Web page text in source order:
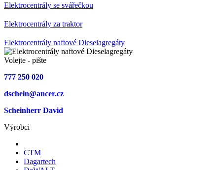
Elektrocentrály se svářečkou
Elektrocentrály za traktor
Elektrocentrály naftové Dieselagregáty
Volejte - pište
777 250 020
dschein@ancer.cz
Scheinherr David
Výrobci
CTM
Dagartech